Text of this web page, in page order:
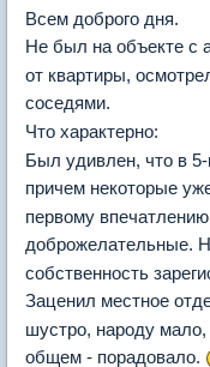
Всем доброго дня.
Не был на объекте с
от квартиры,
соседями.
Что характерно:
Был удивлен, что в
причем некоторые
первому
доброжелательные.
собственность
Заценил местное
шустро, народу
общем - порадовало.